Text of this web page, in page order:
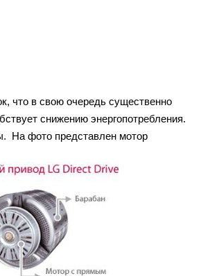
что в свою очередь существенно
снижению энергопотребления.
На фото представлен мотор